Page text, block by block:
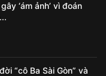
‘ám ảnh’ vì đoán
“cô Ba Sài Gòn” và